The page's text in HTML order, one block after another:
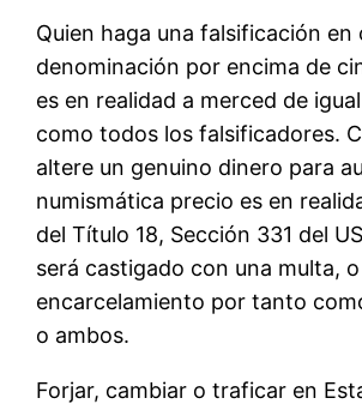
Quien haga una falsificación en
denominación por encima de
es en realidad a merced de
como todos los falsificadores.
altere un genuino dinero para
numismática precio es en
del Título 18, Sección 331 del
será castigado con una multa, o
encarcelamiento por tanto
o ambos.
Forjar, cambiar o traficar en